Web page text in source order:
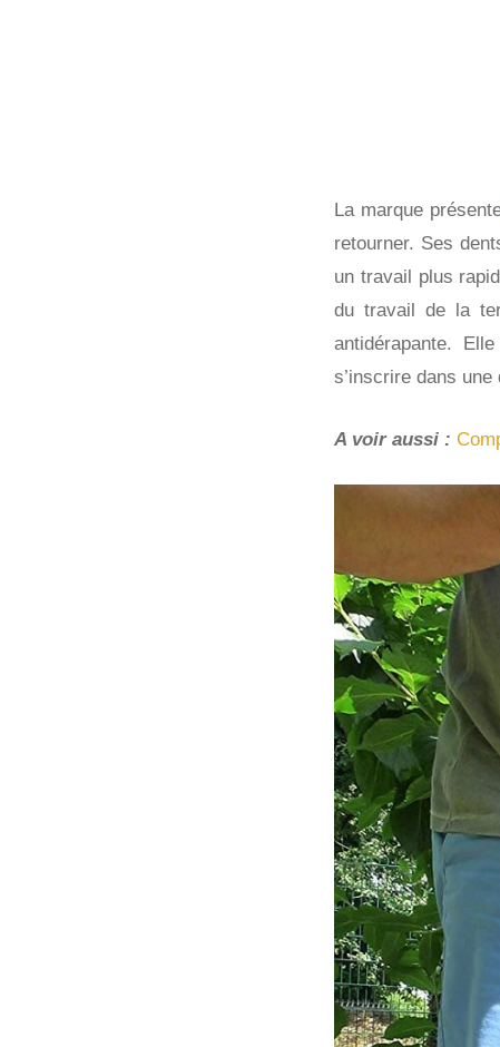
La marque
retourner. Ses
un travail plus
du travail de la
antidérapante.
s’inscrire dans
A voir aussi :